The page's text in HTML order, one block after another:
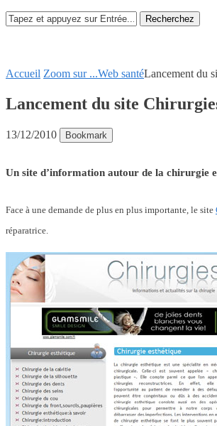
Recherchez
Accueil Zoom sur ...Web santéLancement du
Lancement du site
13/12/2010 Bookmark
Un site d’information autour de la chirurgie
Face à une demande de plus en plus importante, le site
réparatrice.